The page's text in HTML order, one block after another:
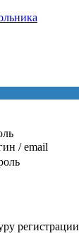
/ email
регистрации